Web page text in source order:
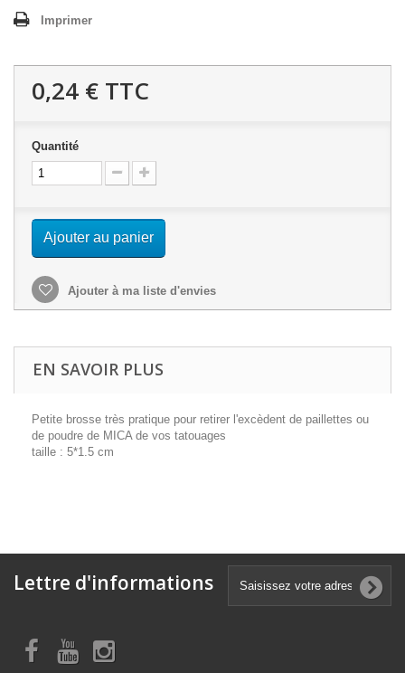
Imprimer
0,24 € TTC
Quantité
Ajouter au panier
Ajouter à ma liste d'envies
EN SAVOIR PLUS
Petite brosse très pratique pour retirer l'excèdent de paillettes ou
de poudre de MICA de vos tatouages
taille : 5*1.5 cm
Lettre d'informations